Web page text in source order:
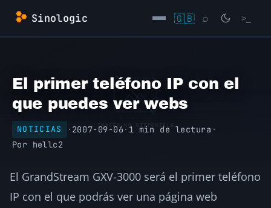
Saltar
contenido
Sinologic 🇬🇧 ⌕ >_
El primer teléfono IP con el
que puedes ver webs
NOTICIAS · 2007-09-06· 1 min de lectura ·
Por hellc2
El GrandStream GXV-3000 será el primer teléfono
IP con el que podrás ver una página web